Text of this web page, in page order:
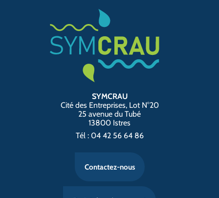
SYMCRAU
Cité des Entreprises, Lot N°20
25 avenue du Tubé
13800 Istres
Tél : 04 42 56 64 86
Contactez-nous